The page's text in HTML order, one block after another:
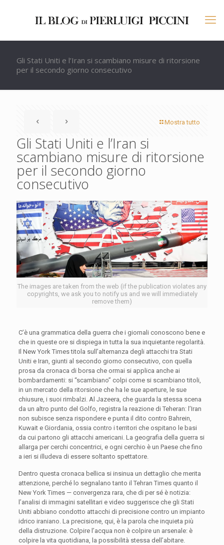
Gli Stati Uniti e l’Iran si scambiano misure di ritorsione
per il secondo giorno consecutivo
Mostra tutto
Gli Stati Uniti e l’Iran si
scambiano misure di ritorsione
per il secondo giorno
consecutivo
The images are taken from the web (if the publication violates any
copyrights, we ask you to notify us and we will immediately
remove them)
C’è una grammatica della guerra che i giornali conoscono bene e
che in queste ore si dispiega in tutta la sua inquietante regolarità.
Il New York Times titola sull’alternanza degli attacchi tra Stati
Uniti e Iran, giunti al secondo giorno consecutivo, con quella
prosa da cronaca di borsa che ormai si applica anche ai
bombardamenti: si “scambiano” colpi come si scambiano titoli,
in un mercato della ritorsione che ha le sue aperture, le sue
chiusure, i suoi rimbalzi. Al Jazeera, che guarda la stessa scena
da un altro punto del Golfo, registra la reazione di Teheran: l’Iran
non subisce senza rispondere e punta il dito contro Bahrein,
Kuwait e Giordania, ossia contro i territori che ospitano le basi
da cui partono gli attacchi americani. La geografia della guerra si
allarga per cerchi concentrici, e ogni cerchio è un Paese che fino
a ieri si illudeva di essere soltanto spettatore.
Dentro questa cronaca bellica si insinua un dettaglio che merita
attenzione, perché lo segnalano tanto il Tehran Times quanto il
New York Times — convergenza rara, che di per sé è notizia:
l’analisi di immagini satellitari e video suggerisce che gli Stati
Uniti abbiano condotto attacchi di precisione contro un impianto
idrico iraniano. La precisione, qui, è la parola che inquieta più
della distruzione. Colpire l’acqua non è colpire un arsenale: è
colpire la vita quotidiana, la possibilità stessa dell’abitare.